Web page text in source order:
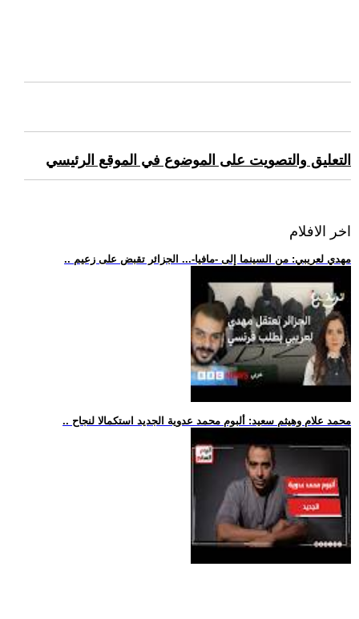
التعليق والتصويت على الموضوع في الموقع الرئيسي
اخر الافلام
.. مهدي لعريبي: من السينما إلى -مافيا-... الجزائر تقبض على زعيم
.. محمد علام وهيثم سعيد: ألبوم محمد عدوية الجديد استكمالا لنجاح